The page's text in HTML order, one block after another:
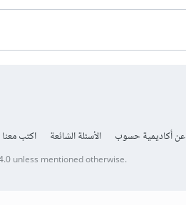
عن أكاديمية حسوب الأسئلة الشائعة اكتب معنا
unless mentioned otherwise.